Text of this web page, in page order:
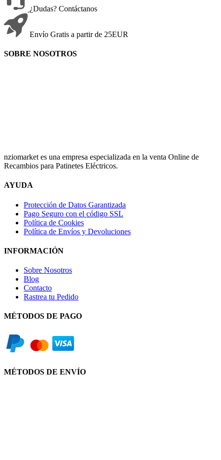
¿Dudas? Contáctanos
Envío Gratis a partir de 25EUR
SOBRE NOSOTROS
nziomarket es una empresa especializada en la venta Online de
Recambios para Patinetes Eléctricos.
AYUDA
Protección de Datos Garantizada
Pago Seguro con el código SSL
Política de Cookies
Política de Envíos y Devoluciones
INFORMACIÓN
Sobre Nosotros
Blog
Contacto
Rastrea tu Pedido
MÉTODOS DE PAGO
MÉTODOS DE ENVÍO